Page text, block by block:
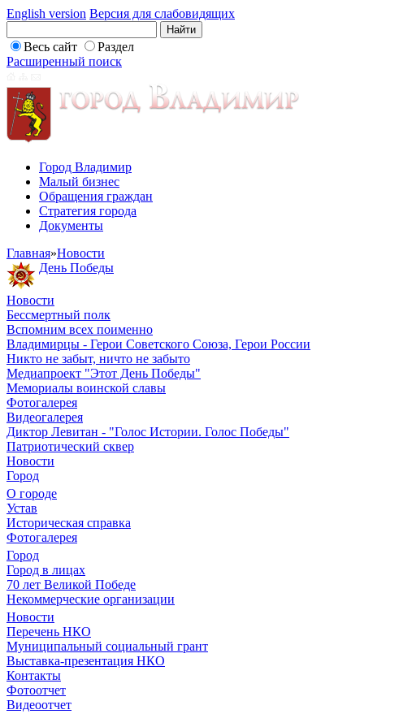
English version Версия для слабовидящих
Весь сайт
Раздел
Расширенный поиск
Город Владимир
Малый бизнес
Обращения граждан
Стратегия города
Документы
Главная»Новости
День Победы
Новости
Бессмертный полк
Вспомним всех поименно
Владимирцы - Герои Советского Союза, Герои России
Никто не забыт, ничто не забыто
Медиапроект "Этот День Победы"
Мемориалы воинской славы
Фотогалерея
Видеогалерея
Диктор Левитан - "Голос Истории. Голос Победы"
Патриотический сквер
Новости
Город
О городе
Устав
Историческая справка
Фотогалерея
Город
Город в лицах
70 лет Великой Победе
Некоммерческие организации
Новости
Перечень НКО
Муниципальный социальный грант
Выставка-презентация НКО
Контакты
Фотоотчет
Видеоотчет